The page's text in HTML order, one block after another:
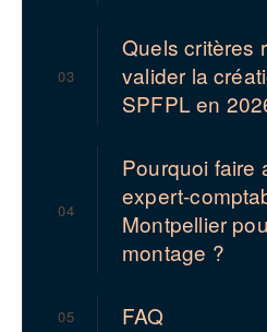
03
Quels critères
valider la
SPFPL en
04
Pourquoi faire
expert-
Montpellier
montage ?
05 FAQ